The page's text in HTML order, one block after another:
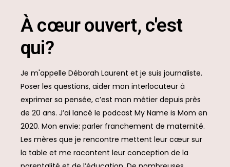
À cœur ouvert, c'est
qui?
Je m'appelle Déborah Laurent et je suis journaliste.
Poser les questions, aider mon interlocuteur à
exprimer sa pensée, c’est mon métier depuis près
de 20 ans. J’ai lancé le podcast My Name is Mom en
2020. Mon envie: parler franchement de maternité.
Les mères que je rencontre mettent leur cœur sur
la table et me racontent leur conception de la